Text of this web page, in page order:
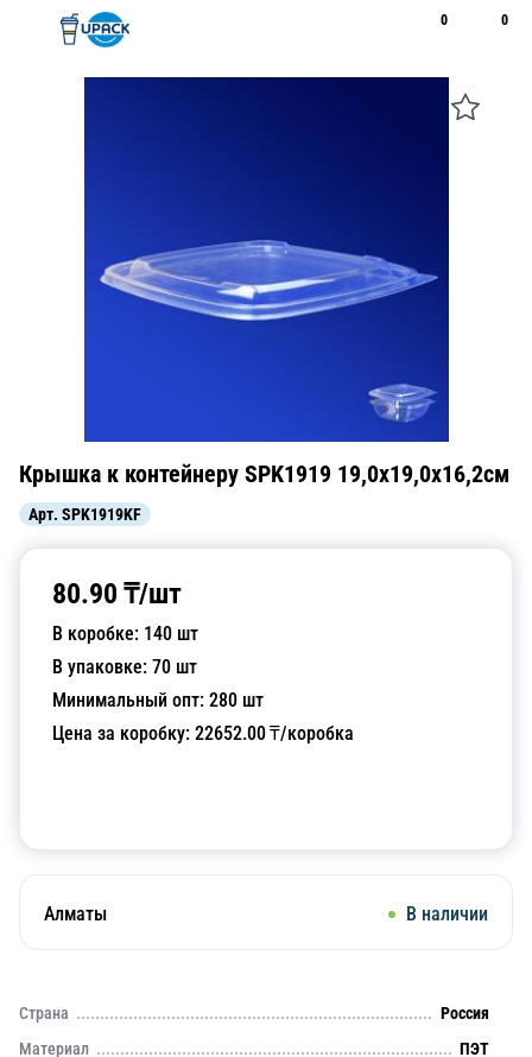
0 0
Крышка к контейнеру SPK1919 19,0х19,0x16,2см
Арт. SPK1919KF
80.90 ₸/шт
В коробке: 140 шт
В упаковке: 70 шт
Минимальный опт: 280 шт
Цена за коробку: 22652.00₸/коробка
Алматы В наличии
Страна
Россия
Материал
ПЭТ